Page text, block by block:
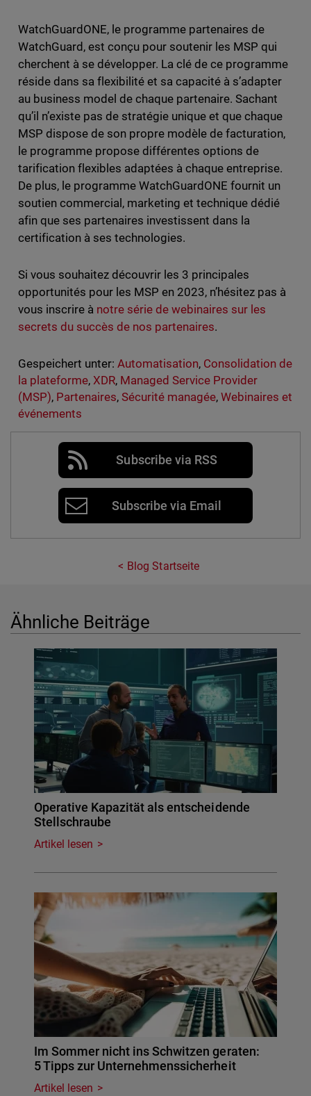
WatchGuardONE, le programme partenaires de
WatchGuard, est conçu pour soutenir les MSP qui
cherchent à se développer. La clé de ce programme
réside dans sa flexibilité et sa capacité à s’adapter
au business model de chaque partenaire. Sachant
qu’il n’existe pas de stratégie unique et que chaque
MSP dispose de son propre modèle de facturation,
le programme propose différentes options de
tarification flexibles adaptées à chaque entreprise.
De plus, le programme WatchGuardONE fournit un
soutien commercial, marketing et technique dédié
afin que ses partenaires investissent dans la
certification à ses technologies.
Si vous souhaitez découvrir les 3 principales
opportunités pour les MSP en 2023, n’hésitez pas à
vous inscrire à notre série de webinaires sur les
secrets du succès de nos partenaires.
Gespeichert unter: Automatisation, Consolidation de
la plateforme, XDR, Managed Service Provider
(MSP), Partenaires, Sécurité managée,Webinaires et
événements
Subscribe via RSS
Subscribe via Email
Blog Startseite
Ähnliche Beiträge
Operative Kapazität als entscheidende
Stellschraube
Artikel lesen
Im Sommer nicht ins Schwitzen geraten:
5 Tipps zur Unternehmenssicherheit
Artikel lesen